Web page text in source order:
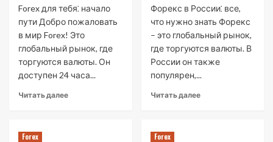
Forex для тебя⁚ начало
пути Добро пожаловать
в мир Forex! Это
глобальный рынок, где
торгуются валюты. Он
доступен 24 часа...
Читать далее
Форекс в России⁚ все,
что нужно знать Форекс
– это глобальный рынок,
где торгуются валюты. В
России он также
популярен,...
Читать далее
Forex Forex